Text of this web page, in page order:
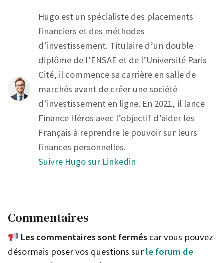
Hugo est un spécialiste des placements
financiers et des méthodes
d’investissement. Titulaire d’un double
diplôme de l’ENSAE et de l’Université Paris
Cité, il commence sa carrière en salle de
marchés avant de créer une société
d’investissement en ligne. En 2021, il lance
Finance Héros avec l’objectif d’aider les
Français à reprendre le pouvoir sur leurs
finances personnelles.
Suivre Hugo sur Linkedin
Commentaires
Les commentaires sont fermés car vous pouvez
désormais poser vos questions sur le forum de